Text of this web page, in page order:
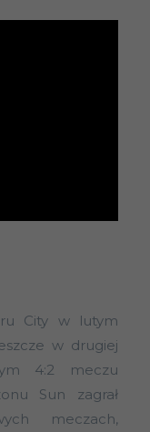
City w lutym
w drugiej
4:2 meczu
Sun zagrał
meczach,